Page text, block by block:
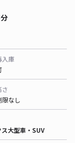
入庫
さ
限なし
大型車・SUV